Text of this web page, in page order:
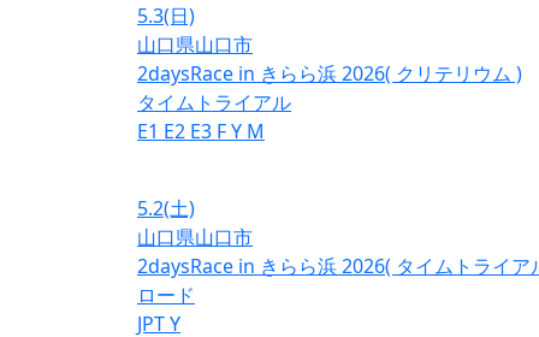
5.3(日)
山口県山口市
2daysRace in きらら浜 2026( クリテリウム )
タイムトライアル
E1 E2 E3 FY M
5.2(土)
山口県山口市
2daysRace in きらら浜 2026( タイムトライア
ロード
JPTY